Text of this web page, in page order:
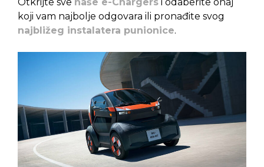
Otkrijte sve naše e-Chargers i odaberite onaj
koji vam najbolje odgovara ili pronađite svog
najbližeg instalatera punionice.